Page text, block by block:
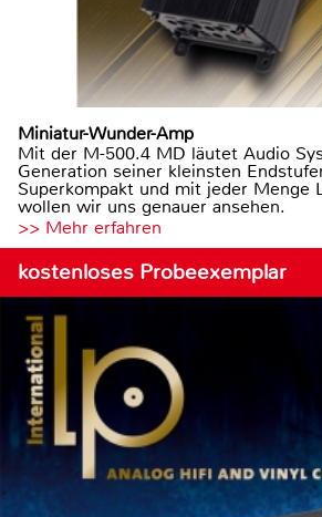
Miniatur-Wunder-Amp
Mit der M-500.4 MD läutet Audio
Generation seiner kleinsten
Superkompakt und mit jeder Menge
wollen wir uns genauer ansehen.
>> Mehr erfahren
kostenloses Probeexemplar